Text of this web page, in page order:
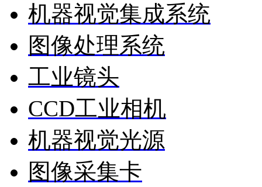
机器视觉集成系统
图像处理系统
工业镜头
CCD工业相机
机器视觉光源
图像采集卡